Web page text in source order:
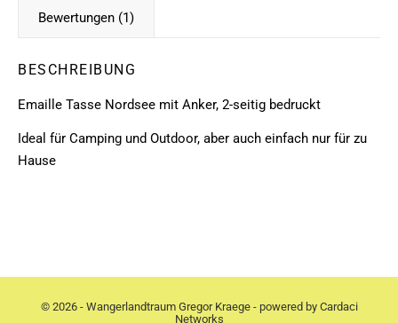
Bewertungen (1)
BESCHREIBUNG
Emaille Tasse Nordsee mit Anker, 2-seitig bedruckt
Ideal für Camping und Outdoor, aber auch einfach nur für zu
Hause
© 2026 - Wangerlandtraum Gregor Kraege - powered by Cardaci
Networks